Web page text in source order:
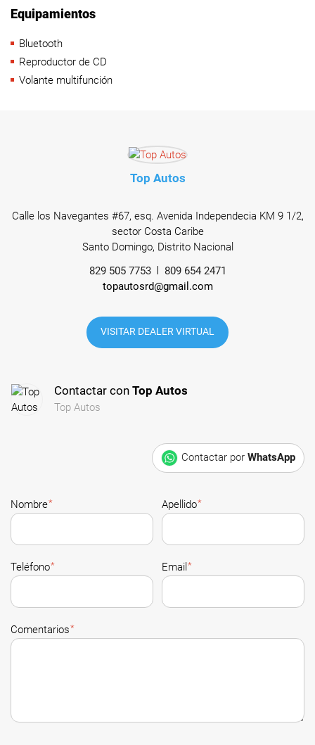
Equipamientos
Bluetooth
Reproductor de CD
Volante multifunción
Top Autos
Calle los Navegantes #67, esq. Avenida Independecia KM 9 1/2,
sector Costa Caribe
Santo Domingo, Distrito Nacional
829 505 7753
809 654 2471
topautosrd@gmail.com
VISITAR DEALER VIRTUAL
Contactar con Top Autos
Top Autos
Contactar por WhatsApp
Nombre* Apellido*
Teléfono* Email *
Comentarios*